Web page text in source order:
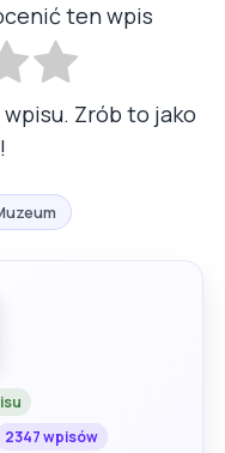
ten wpis
Zrób to jako
2347 wpisów